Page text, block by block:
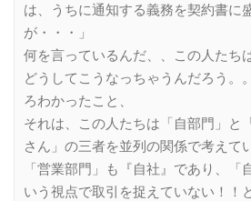
は、うちに通知する義務を契約書に
が・・・」
何を言っているんだ、、この人たち
どうしてこうなっちゃうんだろう。
ろわかったこと、
それは、この人たちは「自部門」と
さん」の三者を並列の関係で考えて
「営業部門」も『自社』であり、「
いう視点で取引を捉えていない！！